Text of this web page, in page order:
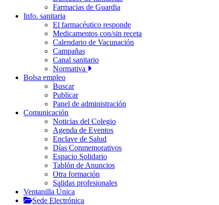
Farmacias de Guardia
Info. sanitaria
El farmacéutico responde
Medicamentos con/sin receta
Calendario de Vacunación
Campañas
Canal sanitario
Normativa
Bolsa empleo
Buscar
Publicar
Panel de administración
Comunicación
Noticias del Colegio
Agenda de Eventos
Enclave de Salud
Días Conmemorativos
Espacio Solidario
Tablón de Anuncios
Otra formación
Salidas profesionales
Ventanilla Única
Sede Electrónica